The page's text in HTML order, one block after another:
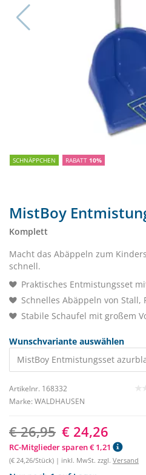
SCHNÄPPCHEN RABATT 10%
MistBoy
Komplett
Macht das Abäppeln zum
schnell.
Praktisches Entmistungsset
Schnelles Abäppeln von Stall,
Stabile Schaufel mit großem
Wunschvariante auswählen
MistBoy Entmistungsset
Artikelnr. 168332
Marke: WALDHAUSEN
€ 26,95 € 24,26
RC-Mitglieder sparen € 1,21
(€ 24,26/Stück) | inkl. MwSt. zzgl. Versand